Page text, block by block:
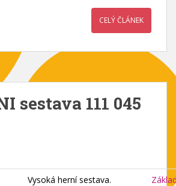
CELÝ ČLÁNEK
sestava 111 045
Vysoká herní sestava.